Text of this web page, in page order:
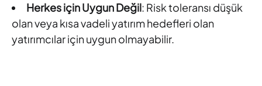
Herkes için Uygun Değil: Risk toleransı düşük
olan veya kısa vadeli yatırım hedefleri olan
yatırımcılar için uygun olmayabilir.